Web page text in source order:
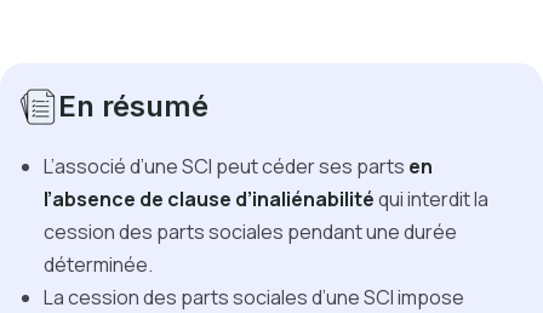
En résumé
L’associé d’une SCI peut céder ses parts en
l’absence de clause d’inaliénabilitéqui interdit la
cession des parts sociales pendant une durée
déterminée.
La cession des parts sociales d’une SCI impose